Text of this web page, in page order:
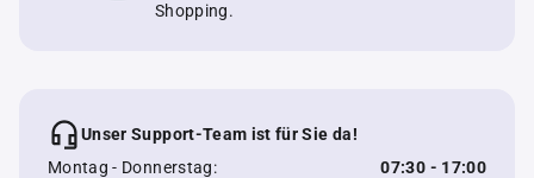
Shopping.
Unser Support-Team ist für Sie da!
Montag - Donnerstag:
07:30 - 17:00